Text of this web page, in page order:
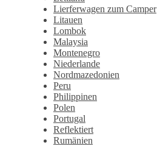
Lierferwagen zum Camper
Litauen
Lombok
Malaysia
Montenegro
Niederlande
Nordmazedonien
Peru
Philippinen
Polen
Portugal
Reflektiert
Rumänien